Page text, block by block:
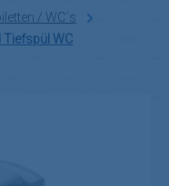
/ WC´s
Tiefspül WC